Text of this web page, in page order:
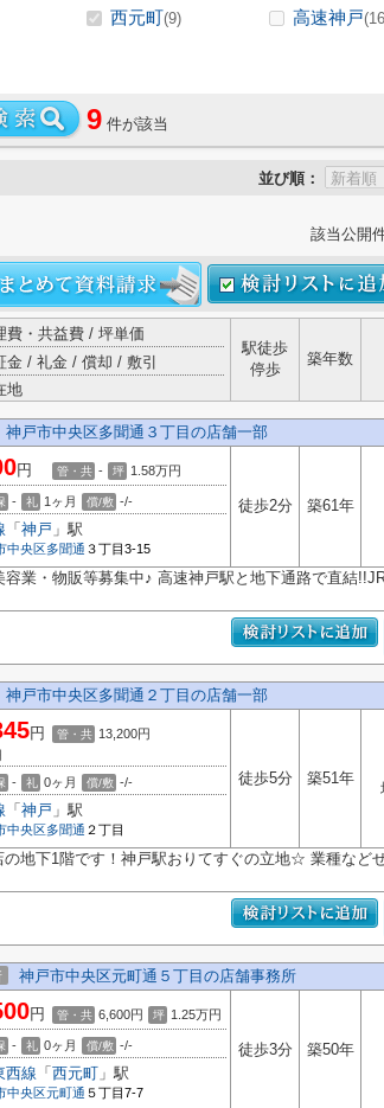
西元町(9) 高速神戸
9 件が該当
並び順：
該当公開
費・共益費 / 坪単価
金 / 礼金 / 償却 / 敷引
地
駅徒歩
停歩
築年数
神戸市中央区多聞通３丁目の店舗一部
円 管・共 - 坪 1.58万円
- 礼 1ヶ月 償/敷 -/-
「 神戸 」駅
中央区 多聞通 ３丁目3-15
徒歩2分 築61年
業・物販等募集中♪ 高速神戸駅と地下通路で直結
神戸市中央区多聞通２丁目の店舗一部
円 管・共 13,200円
- 礼 0ヶ月 償/敷 -/-
「 神戸 」駅
中央区 多聞通 ２丁目
徒歩5分 築51年
地下1階です！神戸駅おりてすぐの立地☆ 業種など
神戸市中央区元町通５丁目の店舗事務所
円 管・共 6,600円 坪 1.25万円
- 礼 0ヶ月 償/敷 -/-
西線 「 西元町 」駅
中央区元町通 ５丁目7-7
徒歩3分 築50年